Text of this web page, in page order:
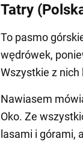
Tatry
To pasmo
wędrówek,
Wszystkie z
Nawiasem
Oko. Ze
lasami i górami,